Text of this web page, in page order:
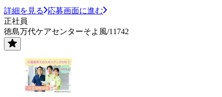
詳細を見る
応募画面に進む
正社員
徳島万代ケアセンターそよ風/11742